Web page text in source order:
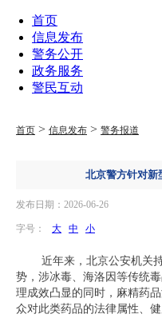
首页
信息发布
警务公开
政务服务
警民互动
首页 > 信息发布 > 警务报道
北京警方针对新
发布日期：2026-06-26
字号： 大 中 小
近年来，北京公安机关
势，涉冰毒、海洛因等传统
理成效凸显的同时，麻精药
众对此类药品的法律属性、